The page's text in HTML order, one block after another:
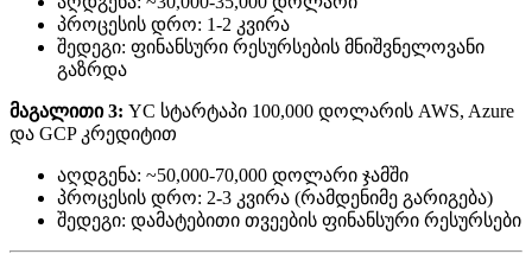
პროცესის დრო: 1-2 კვირა
შედეგი: ფინანსური რესურსების მნიშვნელოვანი
გაზრდა
მაგალითი 3: YC სტარტაპი 100,000 დოლარის AWS, Azure
და GCP კრედიტით
აღდგენა: ~50,000-70,000 დოლარი ჯამში
პროცესის დრო: 2-3 კვირა (რამდენიმე გარიგება)
შედეგი: დამატებითი თვეების ფინანსური რესურსები